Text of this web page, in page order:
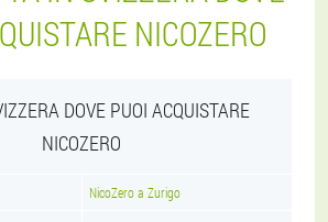
NICOZERO
DOVE PUOI ACQUISTARE
NICOZERO
NicoZero a Zurigo